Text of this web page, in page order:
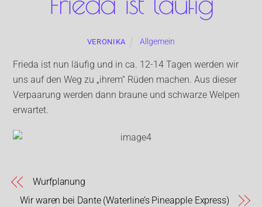
VERONIKA Allgemein
Frieda ist nun läufig und in ca. 12-14 Tagen werden wir
uns auf den Weg zu „ihrem“ Rüden machen. Aus dieser
Verpaarung werden dann braune und schwarze Welpen
erwartet.
Wurfplanung
Wir waren bei Dante (Waterline’s Pineapple Express)